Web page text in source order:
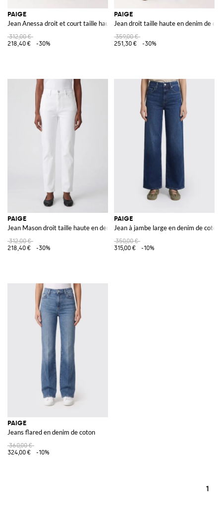
PAIGE
Jean Anessa droit et court taille haute en denim de coton
312,00 €
218,40 €
-30%
PAIGE
Jean droit taille haute en denim de
359,00 €
251,30 €
-30%
PAIGE
Jean Mason droit taille haute en denim de coton stretch
312,00 €
218,40 €
-30%
PAIGE
Jean à jambe large en denim de coton
350,00 €
315,00 €
-10%
PAIGE
Jeans flared en denim de coton
360,00 €
324,00 €
-10%
1